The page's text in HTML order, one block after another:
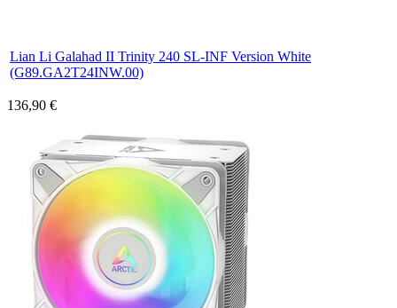
Lian Li Galahad II Trinity 240 SL-INF Version White
(G89.GA2T24INW.00)
136,90 €